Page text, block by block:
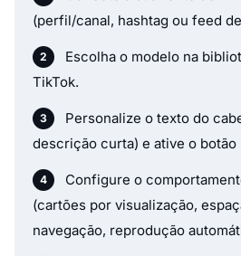
(perfil/canal, hashtag ou feed
Escolha o modelo na
TikTok.
Personalize o texto do
descrição curta) e ative o botão
Configure o
(cartões por visualização,
navegação, reprodução